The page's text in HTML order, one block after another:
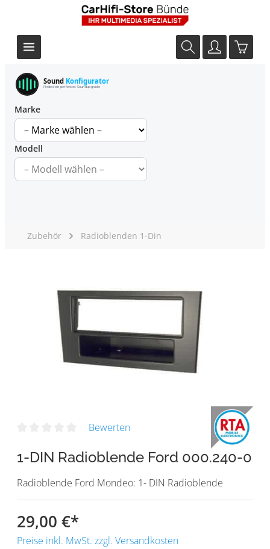
Sound Konfigurator
Finde dein perfektes Soundupgrade
Marke
Modell
Zubehör Radioblenden 1-Din
Bewerten
1-DIN Radioblende Ford 000.240-0
Radioblende Ford Mondeo: 1- DIN Radioblende
29,00 €*
Preise inkl. MwSt. zzgl. Versandkosten